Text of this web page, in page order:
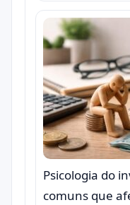
Psicologia do
comuns que